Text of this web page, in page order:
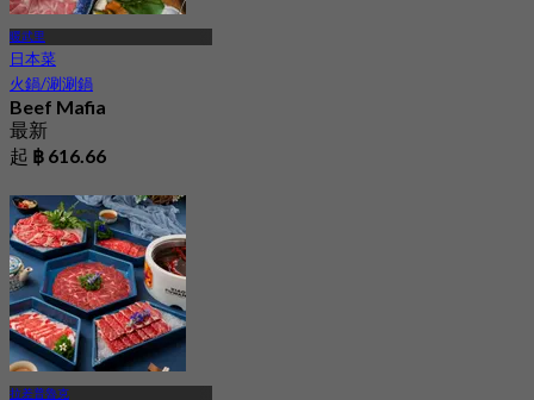
暖武里
日本菜
火鍋/涮涮鍋
Beef Mafia
最新
起 ฿ 616.66
拉差普魯克